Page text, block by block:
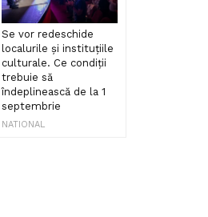
Se vor redeschide
localurile și instituțiile
culturale. Ce condiții
trebuie să
îndeplinească de la 1
septembrie
NATIONAL